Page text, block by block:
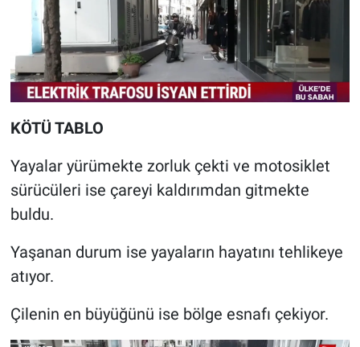
KÖTÜ TABLO
Yayalar yürümekte zorluk çekti ve motosiklet
sürücüleri ise çareyi kaldırımdan gitmekte
buldu.
Yaşanan durum ise yayaların hayatını tehlikeye
atıyor.
Çilenin en büyüğünü ise bölge esnafı çekiyor.